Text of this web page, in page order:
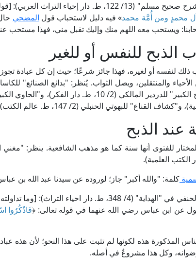
قال الإمام النووي في "شرح صحيح مسلم" (13/ 122، ط. دار
محمدٍ ومن أُمَّة محمد» فيه دليل لاستحباب قول المضحي
ويستحب معه اللهم منك وإليك تقبل مني، فهذا مستحب
الذبح للنفس أو للغير
لنفسه أو لغيره، فهذا جائز شرعًا؛ حيث إن كل عبادة تجوز
عند الذبح
للفتوى أنها سنة كما هو مذهب الشافعية. ينظر:
كلمة: "والله أكبر" جاز؛ لوروده عن سيدنا عبد الله بن
ط. دار احياء التراث): [وما تداولته الألسن
عن ابن عباس رضي الله عنهما في قوله تعالى: ﴿فَاذْكُرُوا
المذكورة هذه لكونها لم تثبت على هذا النحو؛ لأن هذه
وكل هذا مشروعٌ في أصله.